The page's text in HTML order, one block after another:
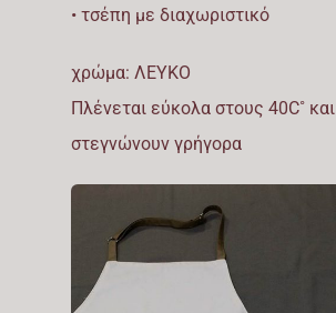
• τσέπη με διαχωριστικό
χρώμα: ΛΕΥΚΟ
Πλένεται εύκολα στους 40C˚ και
στεγνώνουν γρήγορα